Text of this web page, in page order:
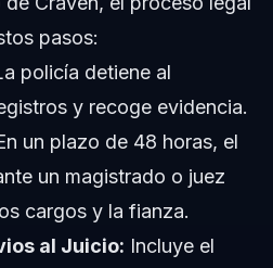
pasos:
policía detiene al
y recoge evidencia.
un plazo de 48 horas, el
un magistrado o juez
cargos y la fianza.
al Juicio: Incluye el